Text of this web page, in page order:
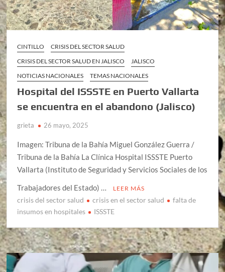
CINTILLO
CRISIS DEL SECTOR SALUD
CRISIS DEL SECTOR SALUD EN JALISCO
JALISCO
NOTICIAS NACIONALES
TEMAS NACIONALES
Hospital del ISSSTE en Puerto Vallarta
se encuentra en el abandono (Jalisco)
grieta 26 mayo, 2025
Imagen: Tribuna de la Bahía Miguel González Guerra /
Tribuna de la Bahía La Clínica Hospital ISSSTE Puerto
Vallarta (Instituto de Seguridad y Servicios Sociales de los
Trabajadores del Estado) …
LEER MÁS
crisis del sector salud crisis en el sector salud
falta de
insumos en hospitales
ISSSTE